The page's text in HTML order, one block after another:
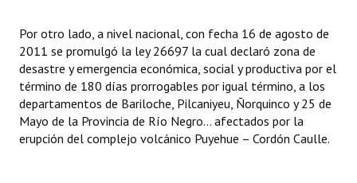
Antiguos Pobladores - Registro
Reconocimientos - Registro
Bariloche, Municipio intercultural
Entrega de distinciones
Por otro lado, a nivel nacional, con fecha 16 de agosto de
2011 se promulgó la ley 26697 la cual declaró zona de
desastre y emergencia económica, social y productiva por el
término de 180 días prorrogables por igual término, a los
departamentos de Bariloche, Pilcaniyeu, Ñorquinco y 25 de
Mayo de la Provincia de Río Negro... afectados por la
erupción del complejo volcánico Puyehue – Cordón Caulle.